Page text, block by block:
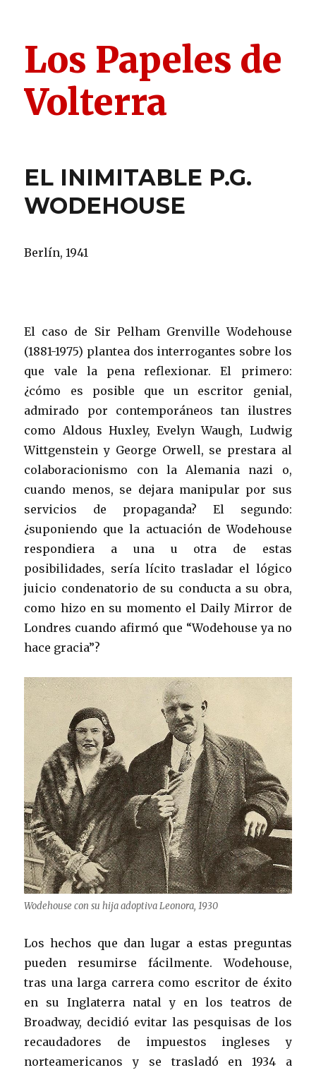
Los Papeles de
Volterra
EL INIMITABLE P.G.
WODEHOUSE
Berlín, 1941
El caso de Sir Pelham Grenville Wodehouse
(1881-1975) plantea dos interrogantes sobre los
que vale la pena reflexionar. El primero:
¿cómo es posible que un escritor genial,
admirado por contemporáneos tan ilustres
como Aldous Huxley, Evelyn Waugh, Ludwig
Wittgenstein y George Orwell, se prestara al
colaboracionismo con la Alemania nazi o,
cuando menos, se dejara manipular por sus
servicios de propaganda? El segundo:
¿suponiendo que la actuación de Wodehouse
respondiera a una u otra de estas
posibilidades, sería lícito trasladar el lógico
juicio condenatorio de su conducta a su obra,
como hizo en su momento el Daily Mirror de
Londres cuando afirmó que “Wodehouse ya no
hace gracia”?
Wodehouse con su hija adoptiva Leonora, 1930
Los hechos que dan lugar a estas preguntas
pueden resumirse fácilmente. Wodehouse,
tras una larga carrera como escritor de éxito
en su Inglaterra natal y en los teatros de
Broadway, decidió evitar las pesquisas de los
recaudadores de impuestos ingleses y
norteamericanos y se trasladó en 1934 a